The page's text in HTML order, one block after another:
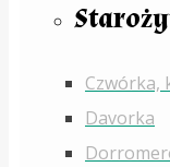
Czwórka,
Davorka